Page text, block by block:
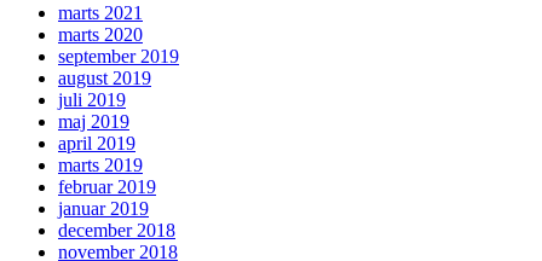
marts 2021
marts 2020
september 2019
august 2019
juli 2019
maj 2019
april 2019
marts 2019
februar 2019
januar 2019
december 2018
november 2018